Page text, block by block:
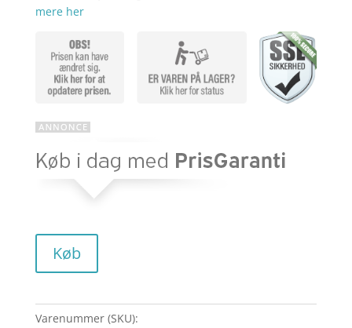
kr. 39,96.
mere her
Køb
Varenummer (SKU):